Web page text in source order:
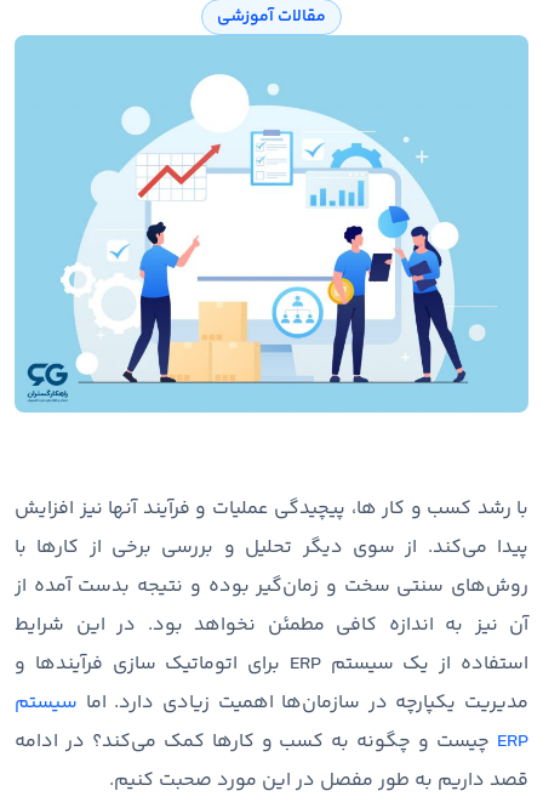
مقالات آموزشی
با رشد کسب و کار ها، پیچیدگی عملیات و فرآیند آنها نیز افزایش
پیدا می‌کند. از سوی دیگر تحلیل و بررسی برخی از کارها با
روش‌های سنتی سخت و زمان‌گیر بوده و نتیجه بدست آمده از
آن نیز به اندازه کافی مطمئن نخواهد بود. در این شرایط
استفاده از یک سیستم ERP برای اتوماتیک سازی فرآیندها و
مدیریت یکپارچه در سازمان‌ها اهمیت زیادی دارد. اما سیستم
ERP چیست و چگونه به کسب و کارها کمک می‌کند؟ در ادامه
قصد داریم به طور مفصل در این مورد صحبت کنیم.